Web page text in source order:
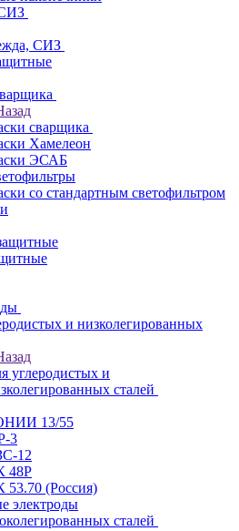
СИЗ
сварщика
Хамелеон
ЭСАБ
со стандартным светофильтром
и низколегированных
углеродистых и
сталей
13/55
3
12
48Р
53.70 (Россия)
электроды
сталей